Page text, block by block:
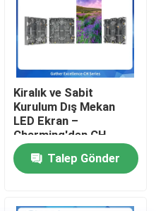
Kiralık ve Sabit
Kurulum Dış Mekan
LED Ekran –
Charming'den CH
Serisi p3.91 IP65
Talep Gönder